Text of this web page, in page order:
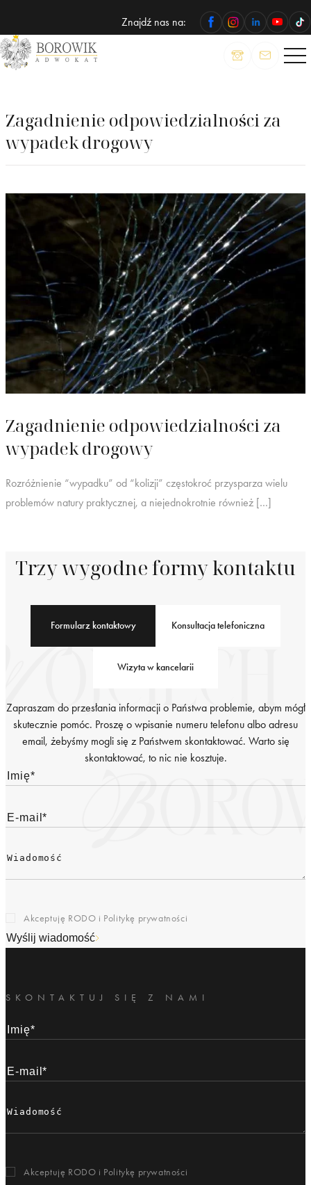
Znajdź nas na:
ADWOKAT
Wojciech
Zagadnienie odpowiedzialności za
wypadek drogowy
Zagadnienie odpowiedzialności za
wypadek drogowy
Rozróżnienie “wypadku” od “kolizji” częstokroć przysparza wielu
problemów natury praktycznej, a niejednokrotnie również […]
Trzy wygodne formy kontaktu
Formularz kontaktowy Konsultacja telefoniczna
Wizyta w kancelarii
Zapraszam do przesłania informacji o Państwa problemie, abym mógł
skutecznie pomóc. Proszę o wpisanie numeru telefonu albo adresu
email, żebyśmy mogli się z Państwem skontaktować. Warto się
skontaktować, to nic nie kosztuje.
Akceptuję RODO i Politykę prywatności
Wyślij wiadomość
SKONTAKTUJ SIĘ Z NAMI
Akceptuję RODO i Politykę prywatności